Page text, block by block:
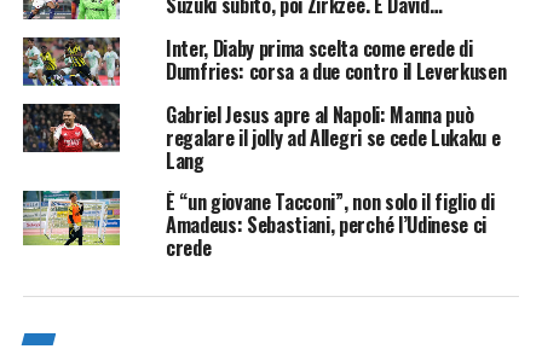
Inter, Diaby prima scelta come erede di
Dumfries: corsa a due contro il Leverkusen
Gabriel Jesus apre al Napoli: Manna può
regalare il jolly ad Allegri se cede Lukaku e
Lang
È “un giovane Tacconi”, non solo il figlio di
Amadeus: Sebastiani, perché l’Udinese ci
crede